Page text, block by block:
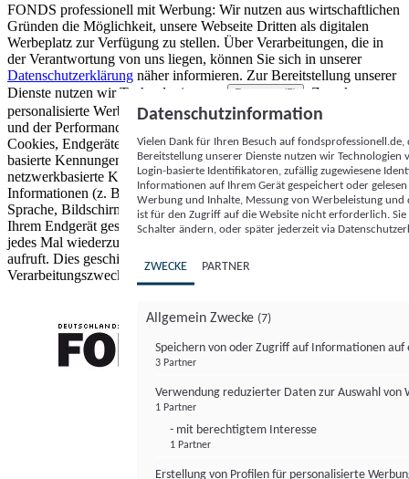
FONDS professionell mit Werbung: Wir nutzen aus wirtschaftlichen
Gründen die Möglichkeit, unsere Webseite Dritten als digitalen
Werbeplatz zur Verfügung zu stellen. Über Verarbeitungen, die in
der Verantwortung von uns liegen, können Sie sich in unserer
Datenschutzerklärung näher informieren. Zur Bereitstellung unserer
Dienste nutzen wir Technologien von
Partnern (5)
. Zwecke:
personalisierte Werbung und Inhalte, Messung von Werbeleistung
und der Performance von Inhalten sowie Zielgruppenforschung.
Cookies, Endgeräte- oder ähnliche Online-Kennungen (z. B. login-
basierte Kennungen, zufällig generierte Kennungen,
netzwerkbasierte Kennungen) können zusammen mit anderen
Informationen (z. B. Browsertyp und Browserinformationen,
Sprache, Bildschirmgröße, unterstützte Technologien usw.) auf
Ihrem Endgerät gespeichert oder von dort ausgelesen werden, um es
jedes Mal wiederzuerkennen, wenn es eine App oder einer Webseite
aufruft. Dies geschieht für einen oder mehrere der hier aufgeführten
Verarbeitungszwecke.
Datenschutzinformation
Vielen Dank für Ihren Besuch auf
Bereitstellung unserer Dienste nutzen wir Technologien
Login-basierte Identifikatoren, zufällig zugewiesene
Informationen auf Ihrem Gerät gespeichert oder
Werbung und Inhalte, Messung von Werbeleistung
ist für den Zugriff auf die Website nicht erforderlich.
Schalter ändern, oder später jederzeit via
ZWECKE PARTNER
Allgemein Zwecke (7)
Speichern von oder Zugriff auf Informationen auf
3 Partner
Verwendung reduzierter Daten zur Auswahl von
1 Partner
- mit berechtigtem Interesse
1 Partner
Erstellung von Profilen für personalisierte
FONDS professionell